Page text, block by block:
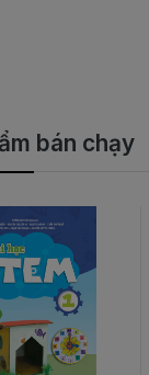
bán chạy